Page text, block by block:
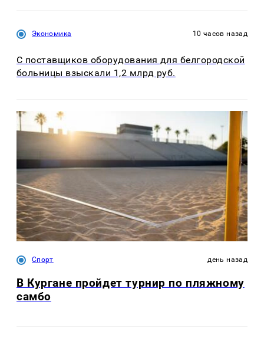
Экономика 10 часов назад
С поставщиков оборудования для белгородской
больницы взыскали 1,2 млрд руб.
Спорт день назад
В Кургане пройдет турнир по пляжному
самбо